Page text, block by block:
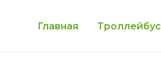
Главная Троллейбус